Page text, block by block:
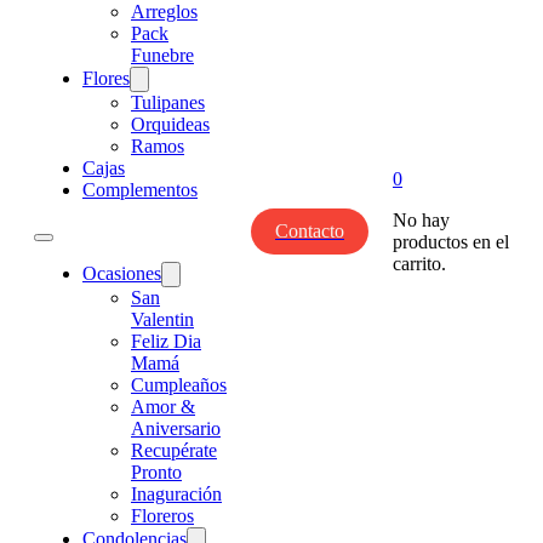
Arreglos
Pack
Funebre
Flores
Tulipanes
Orquideas
Ramos
Cajas
Complementos
Ocasiones
San
Valentin
Feliz Dia
Mamá
Cumpleaños
Amor &
Aniversario
Recupérate
Pronto
Inaguración
Floreros
Condolencias
Contacto
0
No hay
productos en el
carrito.